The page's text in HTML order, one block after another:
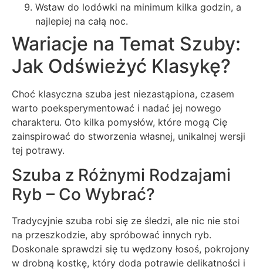
Wstaw do lodówki na minimum kilka godzin, a
najlepiej na całą noc.
Wariacje na Temat Szuby:
Jak Odświeżyć Klasykę?
Choć klasyczna szuba jest niezastąpiona, czasem
warto poeksperymentować i nadać jej nowego
charakteru. Oto kilka pomysłów, które mogą Cię
zainspirować do stworzenia własnej, unikalnej wersji
tej potrawy.
Szuba z Różnymi Rodzajami
Ryb – Co Wybrać?
Tradycyjnie szuba robi się ze śledzi, ale nic nie stoi
na przeszkodzie, aby spróbować innych ryb.
Doskonale sprawdzi się tu wędzony łosoś, pokrojony
w drobną kostkę, który doda potrawie delikatności i